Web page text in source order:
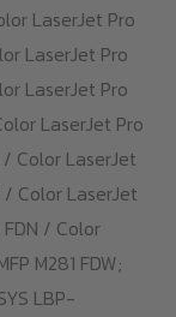
LaserJet Pro
LaserJet Pro
LaserJet Pro
LaserJet Pro
Color LaserJet
/ Color LaserJet
FDN / Color
M281 FDW;
LBP-